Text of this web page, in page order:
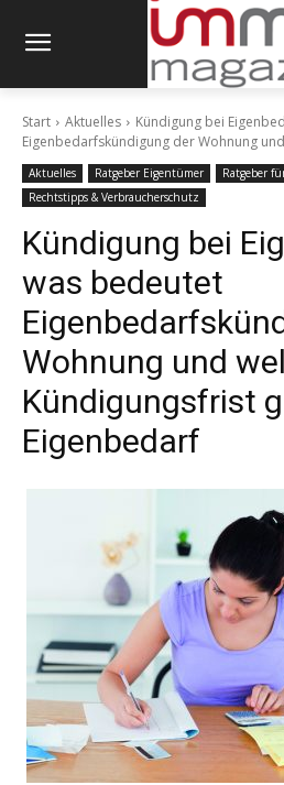
Start Aktuelles
Kündigung bei
Eigenbedarfskündigung der Wohnung
Aktuelles Ratgeber Eigentümer
Ratgeber
Rechtstipps & Verbraucherschutz
Kündigung bei
was bedeutet
Wohnung und
Kündigungsfrist
Eigenbedarf